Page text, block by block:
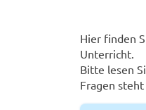
Hier finden
Unterricht.
Bitte lesen
Fragen